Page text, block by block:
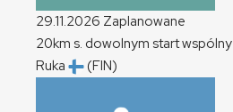
29.11.2026 Zaplanowane
20km s. dowolnym start wspólny
Ruka
(FIN)